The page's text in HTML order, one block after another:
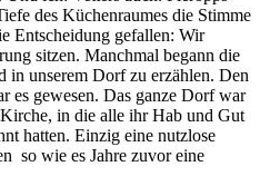
des Küchenraumes die Stimme
Entscheidung gefallen: Wir
sitzen. Manchmal begann die
in unserem Dorf zu erzählen. Den
es gewesen. Das ganze Dorf war
in die alle ihr Hab und Gut
hatten. Einzig eine nutzlose
so wie es Jahre zuvor eine